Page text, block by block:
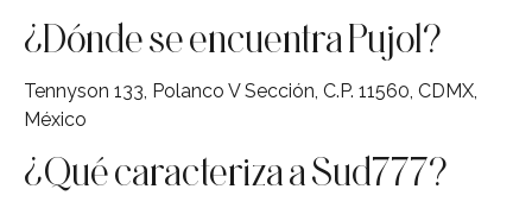
¿Dónde se encuentra Pujol?
Tennyson 133, Polanco V Sección, C.P. 11560, CDMX,
México
¿Qué caracteriza a Sud777?